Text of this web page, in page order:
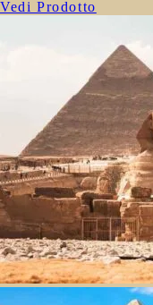
Vedi Prodotto